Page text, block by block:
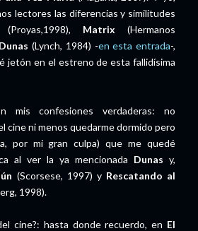
lectores las diferencias y similitudes
Matrix (Hermanos
Dunas (Lynch, 1984) -en esta entrada-,
jetón en el estreno de esta fallidísima
mis confesiones verdaderas: no
cine ni menos quedarme dormido pero
por mi gran culpa) que me quedé
al ver la ya mencionada Dunas y,
(Scorsese, 1997) y Rescatando al
1998).
cine?: hasta donde recuerdo, en El